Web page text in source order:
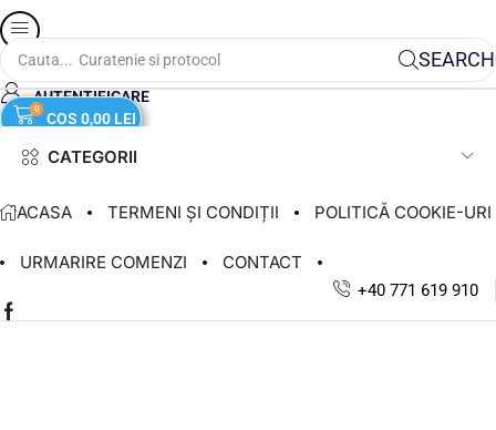
Cauta... Curatenie si protocol SEARCH
AUTENTIFICARE
0
COS0,00 LEI
CATEGORII
ACASA TERMENI ȘI CONDIȚII POLITICĂ COOKIE-URI
URMARIRE COMENZI CONTACT
+40 771 619 910
Facebook